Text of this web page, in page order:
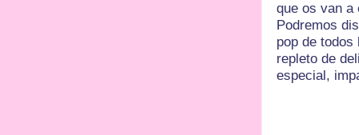
que os van a
Podremos
pop de
repleto de
especial,